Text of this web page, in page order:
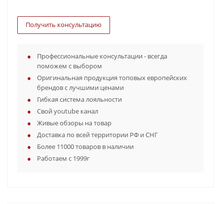
Получить консультацию
Профессиональные консультации - всегда
поможем с выбором
Оригинальная продукция топовых европейских
брендов с лучшими ценами
Гибкая система лояльности
Свой youtube канал
Живые обзоры на товар
Доставка по всей территории РФ и СНГ
Более 11000 товаров в наличии
Работаем с 1999г